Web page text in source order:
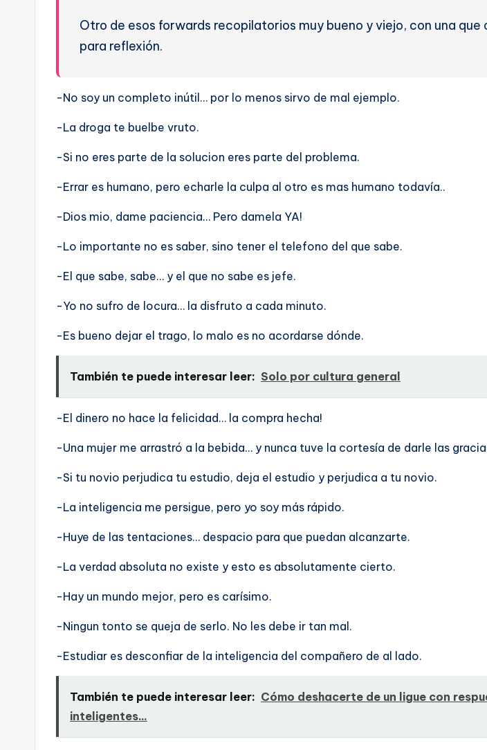
Otro de esos forwards recopilatorios muy bueno y viejo, con una que
para reflexión.
-No soy un completo inútil… por lo menos sirvo de mal ejemplo.
-La droga te buelbe vruto.
-Si no eres parte de la solucion eres parte del problema.
-Errar es humano, pero echarle la culpa al otro es mas humano todaví­a..
-Dios mio, dame paciencia… Pero damela YA!
-Lo importante no es saber, sino tener el telefono del que sabe.
-El que sabe, sabe… y el que no sabe es jefe.
-Yo no sufro de locura… la disfruto a cada minuto.
-Es bueno dejar el trago, lo malo es no acordarse dónde.
También te puede interesar leer: Solo por cultura general
-El dinero no hace la felicidad… la compra hecha!
-Una mujer me arrastró a la bebida… y nunca tuve la cortesí­a de darle las
-Si tu novio perjudica tu estudio, deja el estudio y perjudica a tu novio.
-La inteligencia me persigue, pero yo soy más rápido.
-Huye de las tentaciones… despacio para que puedan alcanzarte.
-La verdad absoluta no existe y esto es absolutamente cierto.
-Hay un mundo mejor, pero es carí­simo.
-Ningun tonto se queja de serlo. No les debe ir tan mal.
-Estudiar es desconfiar de la inteligencia del compañero de al lado.
También te puede interesar leer: Cómo deshacerte de un ligue con
inteligentes...